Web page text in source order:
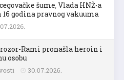
šume, Vlada HNŽ-a
godina pravnog vakuuma
Rami pronašla heroin i
osobu
30.07.2026.